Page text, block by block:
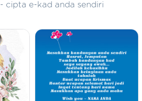
- cipta e-kad anda sendiri